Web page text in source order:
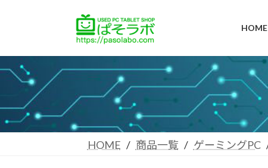
キ
ッ
プ
に
移
動
HOME
HOME 商品一覧 ゲーミングPC